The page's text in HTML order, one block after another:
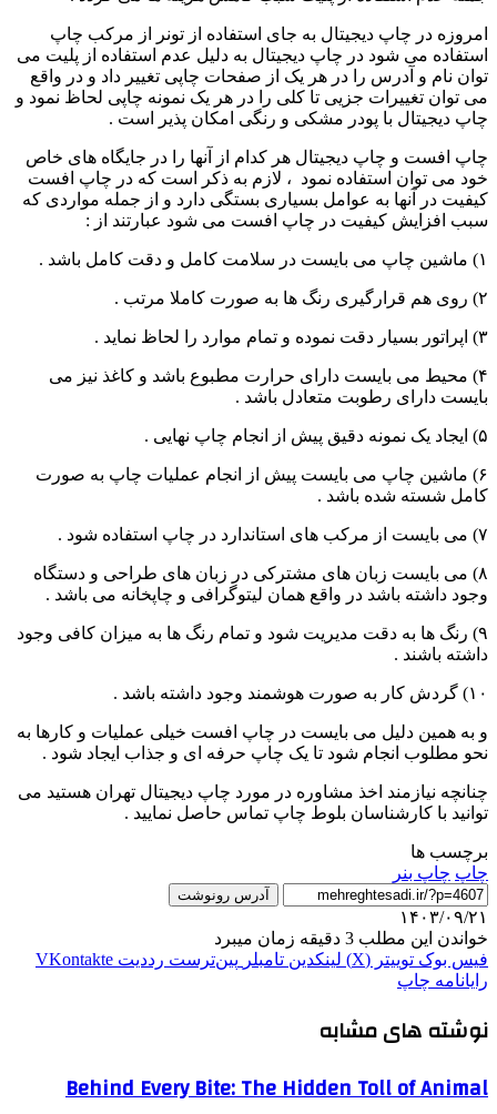
امروزه در چاپ دیجیتال به جای استفاده از تونر از مرکب چاپ
استفاده می شود در چاپ دیجیتال به دلیل عدم استفاده از پلیت می
توان نام و آدرس را در هر یک از صفحات چاپی تغییر داد و در واقع
می توان تغییرات جزیی تا کلی را در هر یک نمونه چاپی لحاظ نمود و
چاپ دیجیتال با پودر مشکی و رنگی امکان پذیر است .
چاپ افست و چاپ دیجیتال هر کدام از آنها را در جایگاه های خاص
خود می توان استفاده نمود ، لازم به ذکر است که در چاپ افست
کیفیت در آنها به عوامل بسیاری بستگی دارد و از جمله مواردی که
سبب افزایش کیفیت در چاپ افست می شود عبارتند از :
۱) ماشین چاپ می بایست در سلامت کامل و دقت کامل باشد .
۲) روی هم قرارگیری رنگ ها به صورت کاملا مرتب .
۳) اپراتور بسیار دقت نموده و تمام موارد را لحاظ نماید .
۴) محیط می بایست دارای حرارت مطبوع باشد و کاغذ نیز می
بایست دارای رطوبت متعادل باشد .
۵) ایجاد یک نمونه دقیق پیش از انجام چاپ نهایی .
۶) ماشین چاپ می بایست پیش از انجام عملیات چاپ به صورت
کامل شسته شده باشد .
۷) می بایست از مرکب های استاندارد در چاپ استفاده شود .
۸) می بایست زبان های مشترکی در زبان های طراحی و دستگاه
وجود داشته باشد در واقع همان لیتوگرافی و چاپخانه می باشد .
۹) رنگ ها به دقت مدیریت شود و تمام رنگ ها به میزان کافی وجود
داشته باشند .
۱۰) گردش کار به صورت هوشمند وجود داشته باشد .
و به همین دلیل می بایست در چاپ افست خیلی عملیات و کارها به
نحو مطلوب انجام شود تا یک چاپ حرفه ای و جذاب ایجاد شود .
چنانچه نیازمند اخذ مشاوره در مورد چاپ دیجیتال تهران هستید می
توانید با کارشناسان بلوط چاپ تماس حاصل نمایید .
برچسب ها
چاپ چاپ بنر
آدرس رونوشت
۱۴۰۳/۰۹/۲۱
خواندن این مطلب 3 دقیقه زمان میبرد
فیس بوک توییتر (X) لینکدین ‫تامبلر ‫پین‌ترست ‫رددیت ‫VKontakte
رایانامه چاپ
نوشته های مشابه
Behind Every Bite: The Hidden Toll of Animal